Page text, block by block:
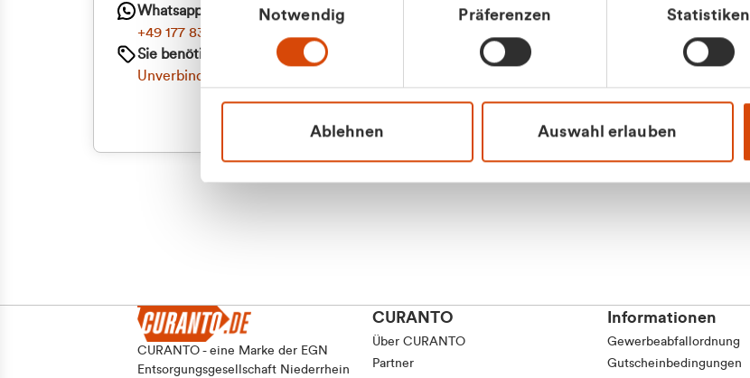
Notwendig Präferenzen Statistiken
Ablehnen Auswahl erlauben
Geschäftskunde (exkl. MwSt.)
Whatsapp
+49 177 8376058
Sie benötigen ein individuelles Angebot?
Unverbindliche Anfrage stellen
CURANTO - eine Marke der EGN
Entsorgungsgesellschaft Niederrhein
CURANTO
Über CURANTO
Partner
Informationen
Gewerbeabfallordnung
Gutscheinbedingungen